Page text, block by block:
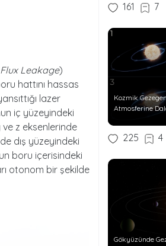
Leakage)
hattını hassas
lazer
iç yüzeyindeki
ve z eksenlerinde
dış yüzeyindeki
boru içerisindeki
otonom bir şekilde
161 7
Kozmik
Atmosferine
225 4
Gökyüzünde